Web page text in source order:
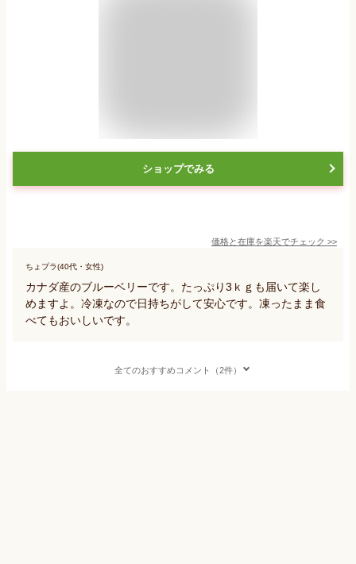
ショップでみる
価格と在庫を楽天でチェック >>
ちょプラ(40代・女性)
カナダ産のブルーベリーです。たっぷり3ｋｇも届いて楽し
めますよ。冷凍なので日持ちがして安心です。凍ったまま食
べてもおいしいです。
全てのおすすめコメント（2件）